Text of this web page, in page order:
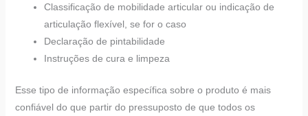
Classificação de mobilidade articular ou indicação de
articulação flexível, se for o caso
Declaração de pintabilidade
Instruções de cura e limpeza
Esse tipo de informação específica sobre o produto é mais
confiável do que partir do pressuposto de que todos os